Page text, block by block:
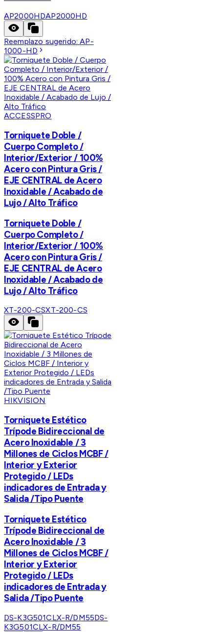
AP2000HDAP2000HD
Reemplazo sugerido:AP-
1000-HD
ACCESSPRO
Torniquete Doble /
Cuerpo Completo /
Interior/Exterior / 100%
Acero con Pintura Gris /
EJE CENTRAL de Acero
Inoxidable / Acabado de
Lujo / Alto Tráfico
Torniquete Doble /
Cuerpo Completo /
Interior/Exterior / 100%
Acero con Pintura Gris /
EJE CENTRAL de Acero
Inoxidable / Acabado de
Lujo / Alto Tráfico
XT-200-CSXT-200-CS
HIKVISION
Torniquete Estético
Trípode Bidireccional de
Acero Inoxidable / 3
Millones de Ciclos MCBF /
Interior y Exterior
Protegido / LEDs
indicadores de Entrada y
Salida /Tipo Puente
Torniquete Estético
Trípode Bidireccional de
Acero Inoxidable / 3
Millones de Ciclos MCBF /
Interior y Exterior
Protegido / LEDs
indicadores de Entrada y
Salida /Tipo Puente
DS-K3G501CLX-R/DM55DS-
K3G501CLX-R/DM55